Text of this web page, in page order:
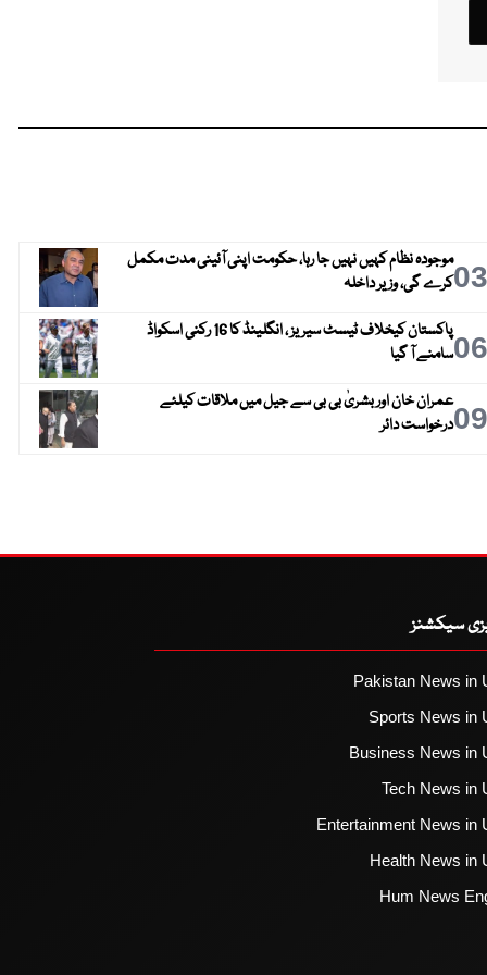
03موجودہ نظام کہیں نہیں جا رہا، حکومت اپنی آئینی مدت مکمل
کرے گی، وزیر داخلہ
06
پاکستان کیخلاف ٹیسٹ سیریز ، انگلینڈ کا 16 رکنی اسکواڈ
سامنے آ گیا
09عمران خان اور بشریٰ بی بی سے جیل میں ملاقات کیلئے
درخواست دائر
سیکشنز
Pakistan News in
Sports News in
Business News in
Tech News in
Entertainment News in
Health News in
Hum News